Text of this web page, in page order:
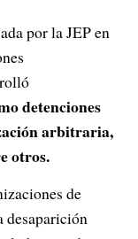
por la JEP en
detenciones
arbitraria,
otros.
de
desaparición